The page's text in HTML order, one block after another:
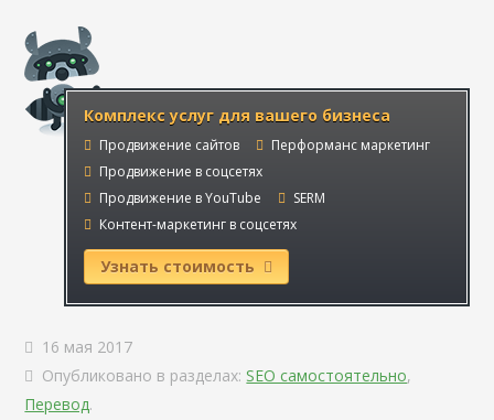
Комплекс услуг для вашего бизнеса
Продвижение сайтов
Перформанс маркетинг
Продвижение в соцсетях
Продвижение в YouTube
SERM
Контент-маркетинг в соцсетях
Узнать стоимость
16 мая 2017
Опубликовано в разделах: SEO самостоятельно,
Перевод.